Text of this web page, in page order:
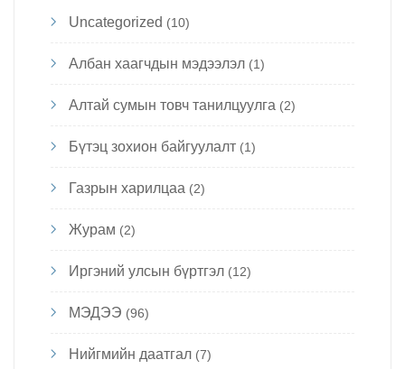
Uncategorized (10)
Албан хаагчдын мэдээлэл (1)
Алтай сумын товч танилцуулга (2)
Бүтэц зохион байгуулалт (1)
Газрын харилцаа (2)
Журам (2)
Иргэний улсын бүртгэл (12)
МЭДЭЭ (96)
Нийгмийн даатгал (7)